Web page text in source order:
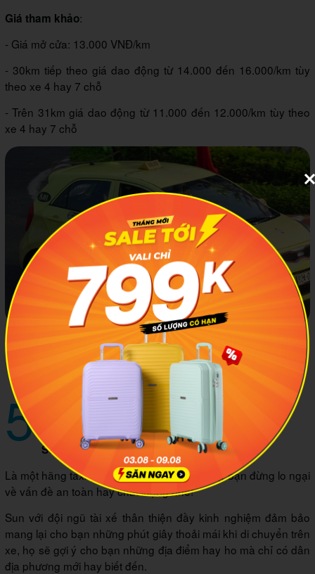
Giá tham khảo:
- Giá mở cửa: 13.000 VNĐ/km
- 30km tiếp theo giá dao động từ 14.000 đến 16.000/km tùy
theo xe 4 hay 7 chỗ
- Trên 31km giá dao động từ 11.000 đến 12.000/km tùy theo
xe 4 hay 7 chỗ
Quy mô không lớn nhưng Tiên Sa taxi được đông đảo người
dân và du khách lựa chọn bởi sự nhiệt tình và thân thiện của
các anh tài xế
5 Số điện thoại hãng taxi Sun tại Hội
Số điện thoại tổng đài:
0235.3.79.79.79
Là một hãng taxi giá rẻ tại địa phương nhưng bạn đừng lo ngại
về vấn đề an toàn hay chất lượng nhé!
Sun với đội ngũ tài xế thân thiện đầy kinh nghiệm đảm bảo
mang lại cho bạn những phút giây thoải mái khi di chuyển trên
xe, họ sẽ gợi ý cho bạn những địa điểm hay ho mà chỉ có dân
địa phương mới hay biết đến.